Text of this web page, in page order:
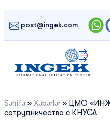
contentpost@ingek.com
Səhifə » Xəbərlər » ЦМО
сотрудничество с КНУСА